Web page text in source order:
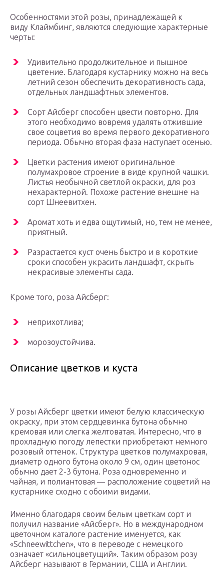
Особенностями этой розы, принадлежащей к
виду Клаймбинг, являются следующие характерные
черты:
Удивительно продолжительное и пышное
цветение. Благодаря кустарнику можно на весь
летний сезон обеспечить декоративность сада,
отдельных ландшафтных элементов.
Сорт Айсберг способен цвести повторно. Для
этого необходимо вовремя удалять отжившие
свое соцветия во время первого декоративного
периода. Обычно вторая фаза наступает осенью.
Цветки растения имеют оригинальное
полумахровое строение в виде крупной чашки.
Листья необычной светлой окраски, для роз
нехарактерной. Похоже растение внешне на
сорт Шнеевитхен.
Аромат хоть и едва ощутимый, но, тем не менее,
приятный.
Разрастается куст очень быстро и в короткие
сроки способен украсить ландшафт, скрыть
некрасивые элементы сада.
Кроме того, роза Айсберг:
неприхотлива;
морозоустойчива.
Описание цветков и куста
У розы Айсберг цветки имеют белую классическую
окраску, при этом сердцевинка бутона обычно
кремовая или слегка желтоватая. Интересно, что в
прохладную погоду лепестки приобретают немного
розовый оттенок. Структура цветков полумахровая,
диаметр одного бутона около 9 см, один цветонос
обычно дает 2-3 бутона. Роза одновременно и
чайная, и полиантовая — расположение соцветий на
кустарнике сходно с обоими видами.
Именно благодаря своим белым цветкам сорт и
получил название «Айсберг». Но в международном
цветочном каталоге растение именуется, как
«Schneewittchen», что в переводе с немецкого
означает «сильноцветущий». Таким образом розу
Айсберг называют в Германии, США и Англии.